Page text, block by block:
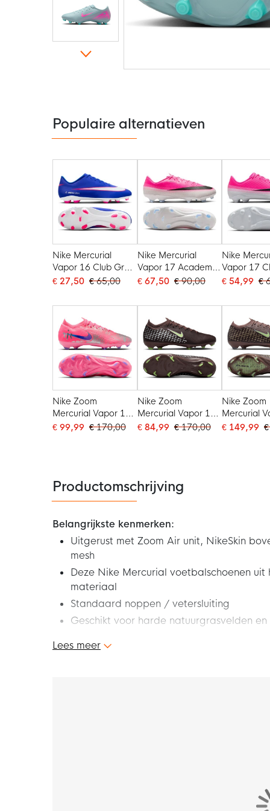
de
afbeeldingen-
gallerij
Populaire alternatieven
Nike Mercurial
Vapor 16 Club Gras
/ Kunstgras
(MG) Blauw Wit
Felroze
€ 27,50 € 65,00
Nike Mercurial
Vapor 17 Academy
Gras / Kunstgras
(MG) Felroze Wit
€ 67,50 € 90,00
Nike
Vapor 17
/ Kunstgras
(MG)
€ 54,99 €
Nike Zoom
Mercurial Vapor 16
Vinicius Júnior Pro
€ 99,99 € 170,00
Nike Zoom
Mercurial Vapor 16
Mbappé Pro Gras
€ 84,99 € 170,00
Nike Zoom
Mercurial
Mbappé
€ 149,99
Productomschrijving
Belangrijkste kenmerken:
Uitgerust met Zoom Air unit, NikeSkin
mesh
Deze Nike Mercurial voetbalschoenen
materiaal
Standaard noppen / vetersluiting
Geschikt voor harde natuurgrasvelden en
Lees meer